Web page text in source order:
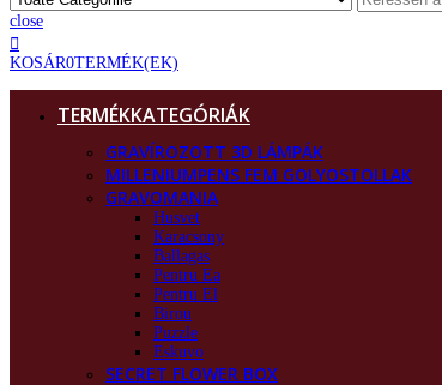
close
KOSÁR0TERMÉK(EK)
TERMÉKKATEGÓRIÁK
GRAVÍROZOTT 3D LÁMPÁK
MILLENIUMPENS FEM GOLYOSTOLLAK
GRAVOMANIA
Husvet
Karacsony
Ballagas
Pentru Ea
Pentru El
Birou
Puzzle
Eskuvo
SECRET FLOWER BOX